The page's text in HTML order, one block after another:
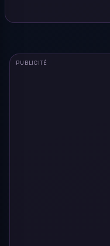
PUBLICITÉ